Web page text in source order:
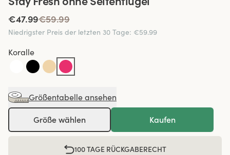
€47.99€59.99
Niedrigster Preis der letzten 30 Tage: €59.99
Koralle
Größentabelle ansehen
Größe wählen Kaufen
100 TAGE RÜCKGABERECHT